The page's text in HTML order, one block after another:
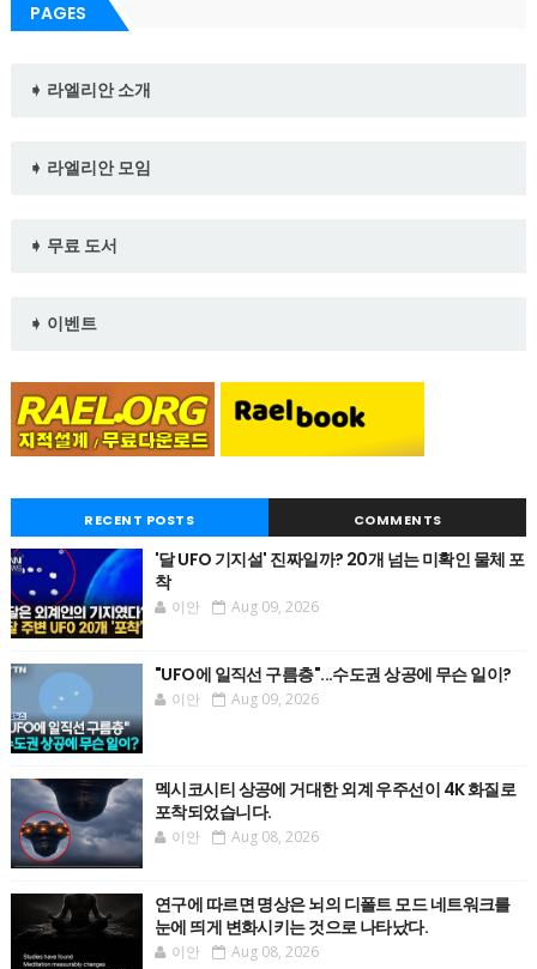
PAGES
➧ 라엘리안 소개
➧ 라엘리안 모임
➧ 무료 도서
➧ 이벤트
RECENT POSTS COMMENTS
'달 UFO 기지설' 진짜일까? 20개 넘는 미확인 물체 포
착
이안 Aug 09, 2026
"UFO에 일직선 구름층"...수도권 상공에 무슨 일이?
이안 Aug 09, 2026
멕시코시티 상공에 거대한 외계 우주선이 4K 화질로
포착되었습니다.
이안 Aug 08, 2026
연구에 따르면 명상은 뇌의 디폴트 모드 네트워크를
눈에 띄게 변화시키는 것으로 나타났다.
이안 Aug 08, 2026